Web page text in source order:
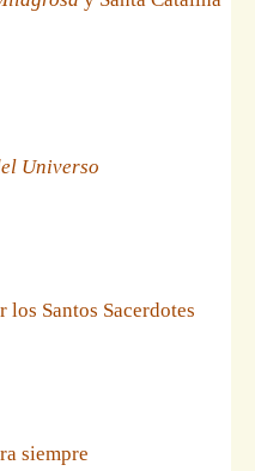
Universo
Santos Sacerdotes
siempre